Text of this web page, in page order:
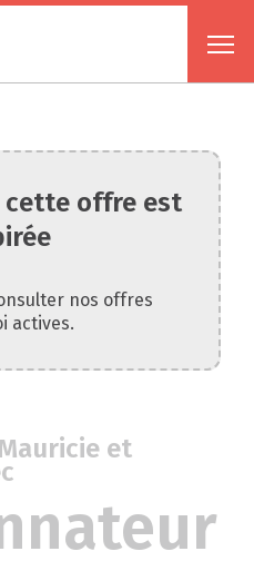
offre est
nos offres
actives.
et